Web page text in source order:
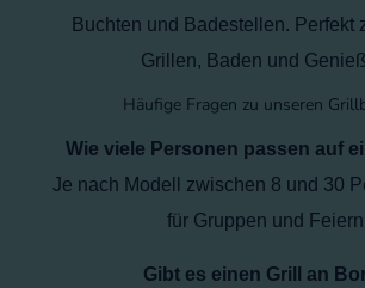
Buchten und Badestellen. Perfekt
Grillen, Baden und
Häufige Fragen zu unseren
Wie viele Personen passen auf
Je nach Modell zwischen 8 und 30
für Gruppen und
Gibt es einen Grill an